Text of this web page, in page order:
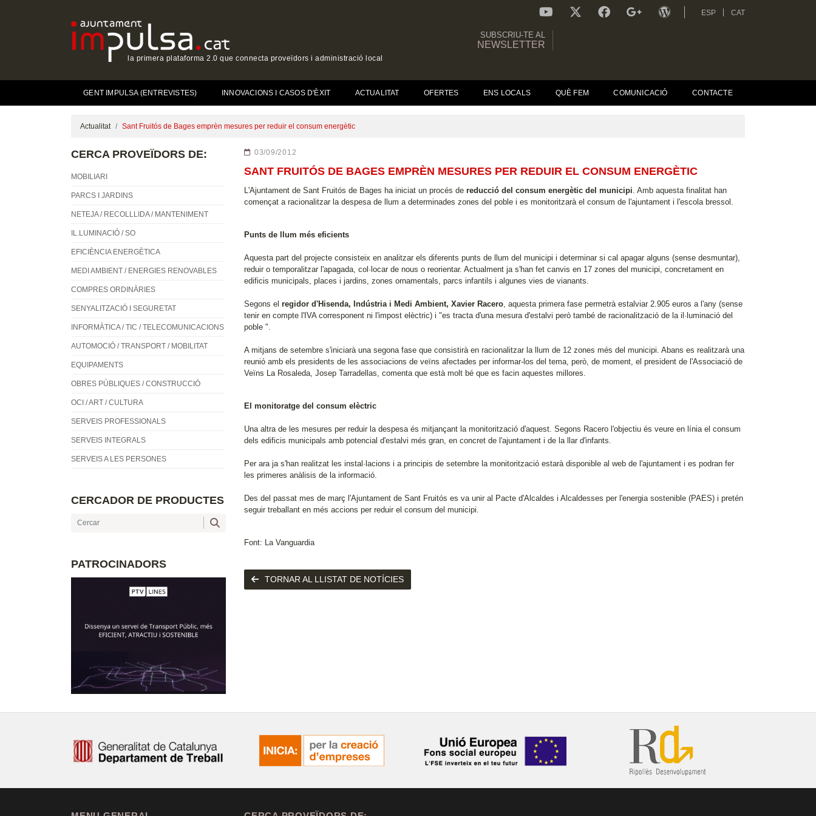
la primera plataforma 2.0 que connecta proveïdors i administració local
ESP CAT
SUBSCRIU-TE AL
NEWSLETTER
GENT IMPULSA (ENTREVISTES) INNOVACIONS I CASOS D'ÈXIT ACTUALITAT(CURRENT)OFERTES ENS LOCALS QUÈ FEM COMUNICACIÓ CONTACTE
Actualitat Sant Fruitós de Bages emprèn mesures per reduir el consum energètic
CERCA PROVEÏDORS DE:
MOBILIARI
PARCS I JARDINS
NETEJA / RECOLLLIDA / MANTENIMENT
IL.LUMINACIÓ / SO
EFICIÈNCIA ENERGÈTICA
MEDI AMBIENT / ENERGIES RENOVABLES
COMPRES ORDINÀRIES
SENYALITZACIÓ I SEGURETAT
INFORMÀTICA / TIC / TELECOMUNICACIONS
AUTOMOCIÓ / TRANSPORT / MOBILITAT
EQUIPAMENTS
OBRES PÚBLIQUES / CONSTRUCCIÓ
OCI / ART / CULTURA
SERVEIS PROFESSIONALS
SERVEIS INTEGRALS
SERVEIS A LES PERSONES
CERCADOR DE PRODUCTES
PATROCINADORS
03/09/2012
SANT FRUITÓS DE BAGES EMPRÈN MESURES PER REDUIR EL CONSUM ENERGÈTIC
L'Ajuntament de Sant Fruitós de Bages ha iniciat un procés de reducció del consum energètic del municipi. Amb aquesta finalitat han
començat a racionalitzar la despesa de llum a determinades zones del poble i es monitoritzarà el consum de l'ajuntament i l'escola bressol.
Punts de llum més eficients
Aquesta part del projecte consisteix en analitzar els diferents punts de llum del municipi i determinar si cal apagar alguns (sense desmuntar),
reduir o temporalitzar l'apagada, col·locar de nous o reorientar. Actualment ja s'han fet canvis en 17 zones del municipi, concretament en
edificis municipals, places i jardins, zones ornamentals, parcs infantils i algunes vies de vianants.
Segons el regidor d'Hisenda, Indústria i Medi Ambient, Xavier Racero, aquesta primera fase permetrà estalviar 2.905 euros a l'any (sense
tenir en compte l'IVA corresponent ni l'impost elèctric) i "es tracta d'una mesura d'estalvi però també de racionalització de la il·luminació del
poble ".
A mitjans de setembre s'iniciarà una segona fase que consistirà en racionalitzar la llum de 12 zones més del municipi. Abans es realitzarà una
reunió amb els presidents de les associacions de veïns afectades per informar-los del tema, però, de moment, el president de l'Associació de
Veïns La Rosaleda, Josep Tarradellas, comenta que està molt bé que es facin aquestes millores.
El monitoratge del consum elèctric
Una altra de les mesures per reduir la despesa és mitjançant la monitorització d'aquest. Segons Racero l'objectiu és veure en línia el consum
dels edificis municipals amb potencial d'estalvi més gran, en concret de l'ajuntament i de la llar d'infants.
Per ara ja s'han realitzat les instal·lacions i a principis de setembre la monitorització estarà disponible al web de l'ajuntament i es podran fer
les primeres anàlisis de la informació.
Des del passat mes de març l'Ajuntament de Sant Fruitós es va unir al Pacte d'Alcaldes i Alcaldesses per l'energia sostenible (PAES) i pretén
seguir treballant en més accions per reduir el consum del municipi.
Font: La Vanguardia
TORNAR AL LLISTAT DE NOTÍCIES